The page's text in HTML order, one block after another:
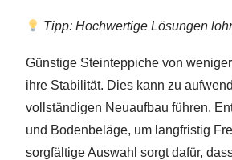
Tipp: Hochwertige Lösungen
Günstige Steinteppiche von
ihre Stabilität. Dies kann zu
vollständigen Neuaufbau führen.
und Bodenbeläge, um langfristig
sorgfältige Auswahl sorgt dafür,